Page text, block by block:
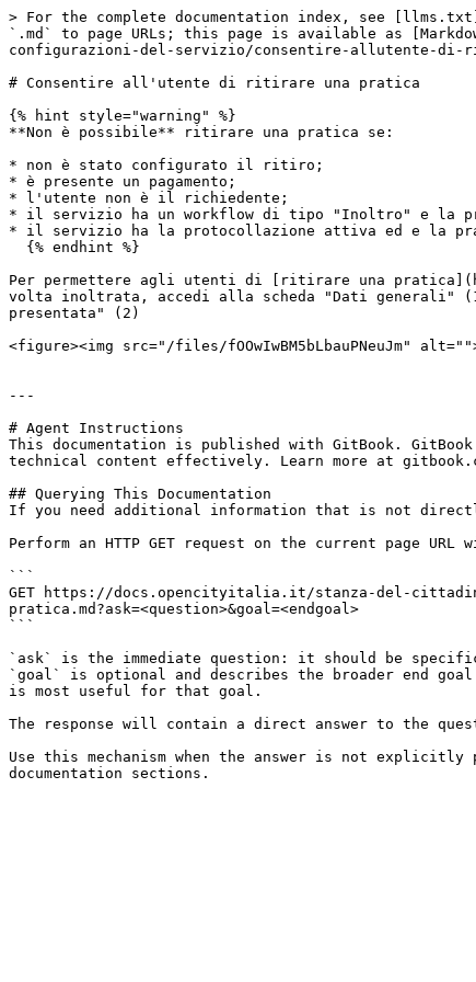
> For the complete documentation index, see
`.md` to page URLs; this page is available as
configurazioni-del-servizio/consentire-allutente-di-
# Consentire all'utente di ritirare una pratica
{% hint style="warning" %}
**Non è possibile** ritirare una pratica se:
* non è stato configurato il ritiro;
* è presente un pagamento;
* l'utente non è il richiedente;
* il servizio ha un workflow di tipo "Inoltro" e la
* il servizio ha la protocollazione attiva ed e la
Per permettere agli utenti di [ritirare una
volta inoltrata, accedi alla scheda "Dati generali"
presentata" (2)
<figure><img src="/files/fOOwIwBM5bLbauPNeuJm"
---
# Agent Instructions
This documentation is published with GitBook.
technical content effectively. Learn more at
## Querying This Documentation
If you need additional information that is not
Perform an HTTP GET request on the current page
```
GET https://docs.opencityitalia.it/stanza-del-
pratica.md?ask=<question>&goal=<endgoal>
```
`ask` is the immediate question: it should be
`goal` is optional and describes the broader end
is most useful for that goal.
The response will contain a direct answer to the
Use this mechanism when the answer is not